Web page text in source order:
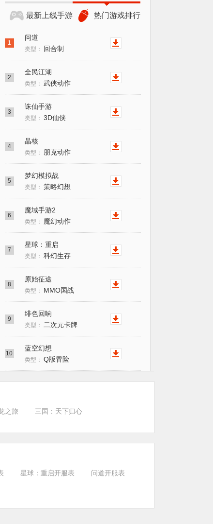
玩服【养生·畅玩】新区，预
约时间内玩家可以提前创建
以第一时间进驻游戏。
最新上线手游 热门游戏排行
1
问道
类型： 回合制
2
全民江湖
类型： 武侠动作
3
诛仙手游
类型： 3D仙侠
4
晶核
类型： 朋克动作
5
梦幻模拟战
类型： 策略幻想
6
魔域手游2
类型： 魔幻动作
7
星球：重启
类型： 科幻生存
8
原始征途
类型： MMO国战
9
绯色回响
类型： 二次元卡牌
10
蓝空幻想
类型： Q版冒险
之旅 三国：天下归心
星球：重启开服表
问道开服表